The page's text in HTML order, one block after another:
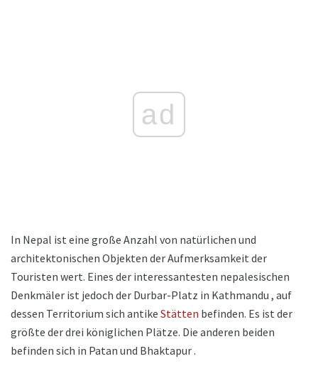
ad
In Nepal ist eine große Anzahl von natürlichen und
architektonischen Objekten der Aufmerksamkeit der
Touristen wert. Eines der interessantesten nepalesischen
Denkmäler ist jedoch der Durbar-Platz in Kathmandu , auf
dessen Territorium sich antike Stätten befinden. Es ist der
größte der drei königlichen Plätze. Die anderen beiden
befinden sich in Patan und Bhaktapur .